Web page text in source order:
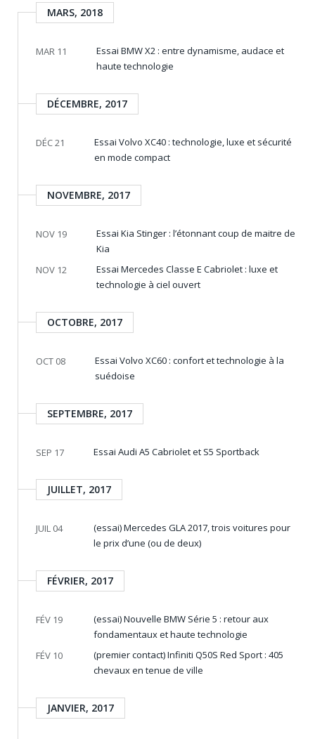
MARS, 2018
MAR 11
Essai BMW X2 : entre dynamisme, audace et
haute technologie
DÉCEMBRE, 2017
DÉC 21
Essai Volvo XC40 : technologie, luxe et sécurité
en mode compact
NOVEMBRE, 2017
NOV 19
Essai Kia Stinger : l’étonnant coup de maitre de
Kia
NOV 12
Essai Mercedes Classe E Cabriolet : luxe et
technologie à ciel ouvert
OCTOBRE, 2017
OCT 08
Essai Volvo XC60 : confort et technologie à la
suédoise
SEPTEMBRE, 2017
SEP 17 Essai Audi A5 Cabriolet et S5 Sportback
JUILLET, 2017
JUIL 04
(essai) Mercedes GLA 2017, trois voitures pour
le prix d’une (ou de deux)
FÉVRIER, 2017
FÉV 19
(essai) Nouvelle BMW Série 5 : retour aux
fondamentaux et haute technologie
FÉV 10
(premier contact) Infiniti Q50S Red Sport : 405
chevaux en tenue de ville
JANVIER, 2017